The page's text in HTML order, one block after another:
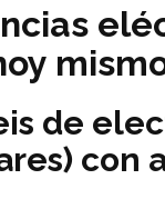
de
con